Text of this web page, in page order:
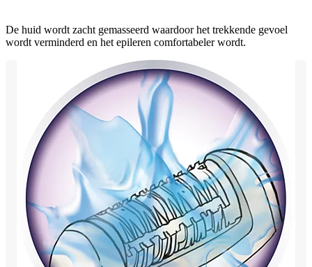
De huid wordt zacht gemasseerd waardoor het trekkende gevoel
wordt verminderd en het epileren comfortabeler wordt.